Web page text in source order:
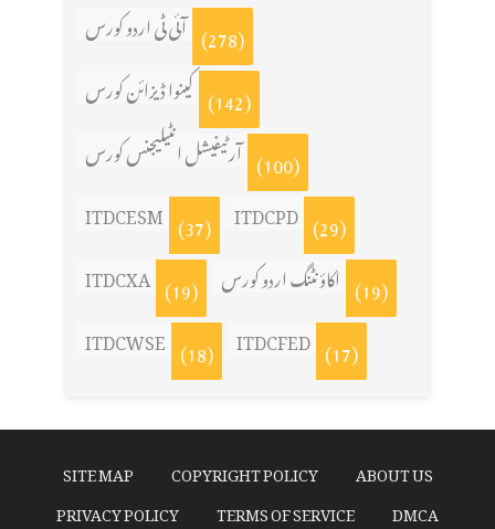
آئی ٹی اردو کورس (278)
کینوا ڈیزائن کورس (142)
آرٹیفیشل انٹیلیجنس کورس (100)
ITDCESM (37) ITDCPD (29)
ITDCXA (19) اکاؤنٹنگ اردو کورس (19)
ITDCWSE (18) ITDCFED (17)
ABOUT US
COPYRIGHT POLICY
SITE MAP
DMCA
TERMS OF SERVICE
PRIVACY POLICY